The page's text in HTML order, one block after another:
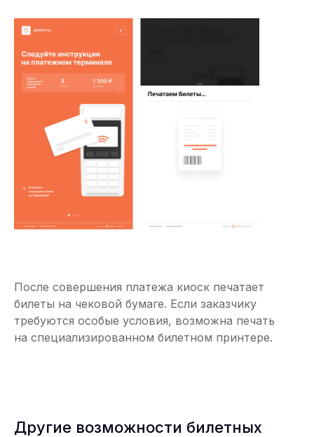
После совершения платежа киоск печатает
билеты на чековой бумаге. Если заказчику
требуются особые условия, возможна печать
на специализированном билетном принтере.
Другие возможности билетных